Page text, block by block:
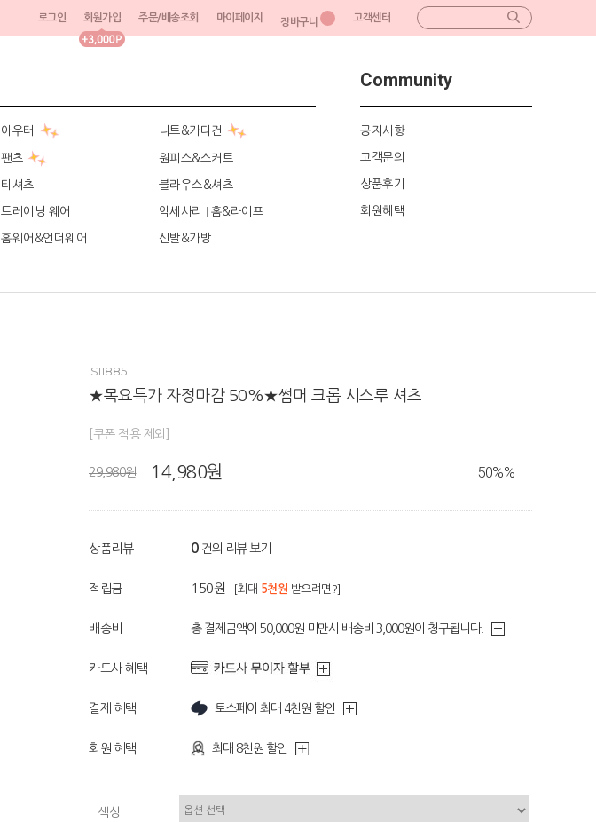
로그인 회원가입 주문/배송조회 마이페이지 장바구니 고객센터
아우터 니트&가디건
팬츠 원피스&스커트
티셔츠 블라우스&셔츠
트레이닝 웨어 악세사리 홈&라이프
홈웨어&언더웨어 신발&가방
Community
공지사항
고객문의
상품후기
회원혜택
SI1885
★목요특가 자정마감 50%★썸머 크롭 시스루 셔츠
[쿠폰 적용 제외]
29,980원 14,980원 50%%
상품리뷰 0 건의 리뷰 보기
적립금 150원 [최대 5천원 받으려면?]
배송비 총 결제금액이 50,000원 미만시 배송비 3,000원이 청구됩니다.
카드사 혜택
결제 혜택 토스페이 최대 4천원 할인
회원 혜택 최대 8천원 할인
색상